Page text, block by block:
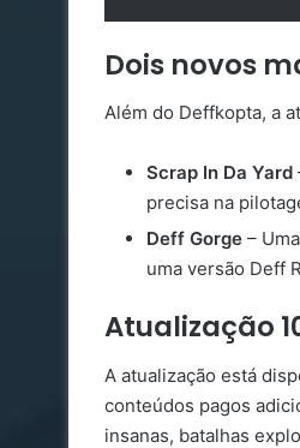
Dois novos
Além do Deffkopta, a
Scrap In Da Yard
precisa na
Deff Gorge –
uma versão Deff
Atualização
A atualização está
conteúdos pagos
insanas, batalhas